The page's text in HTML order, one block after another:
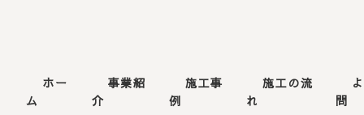
ホー
ム
事業紹
介
施工事
例
施工の流
れ
問